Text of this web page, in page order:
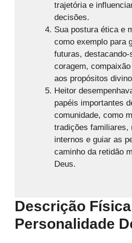
trajetória e
decisões.
Sua postura ética e
como exemplo para
futuras, destacando-
coragem,
aos propósitos
Heitor
papéis importantes
comunidade, como
tradições familiares,
internos e guiar as
caminho da retidão
Deus.
Descrição
Personalidade